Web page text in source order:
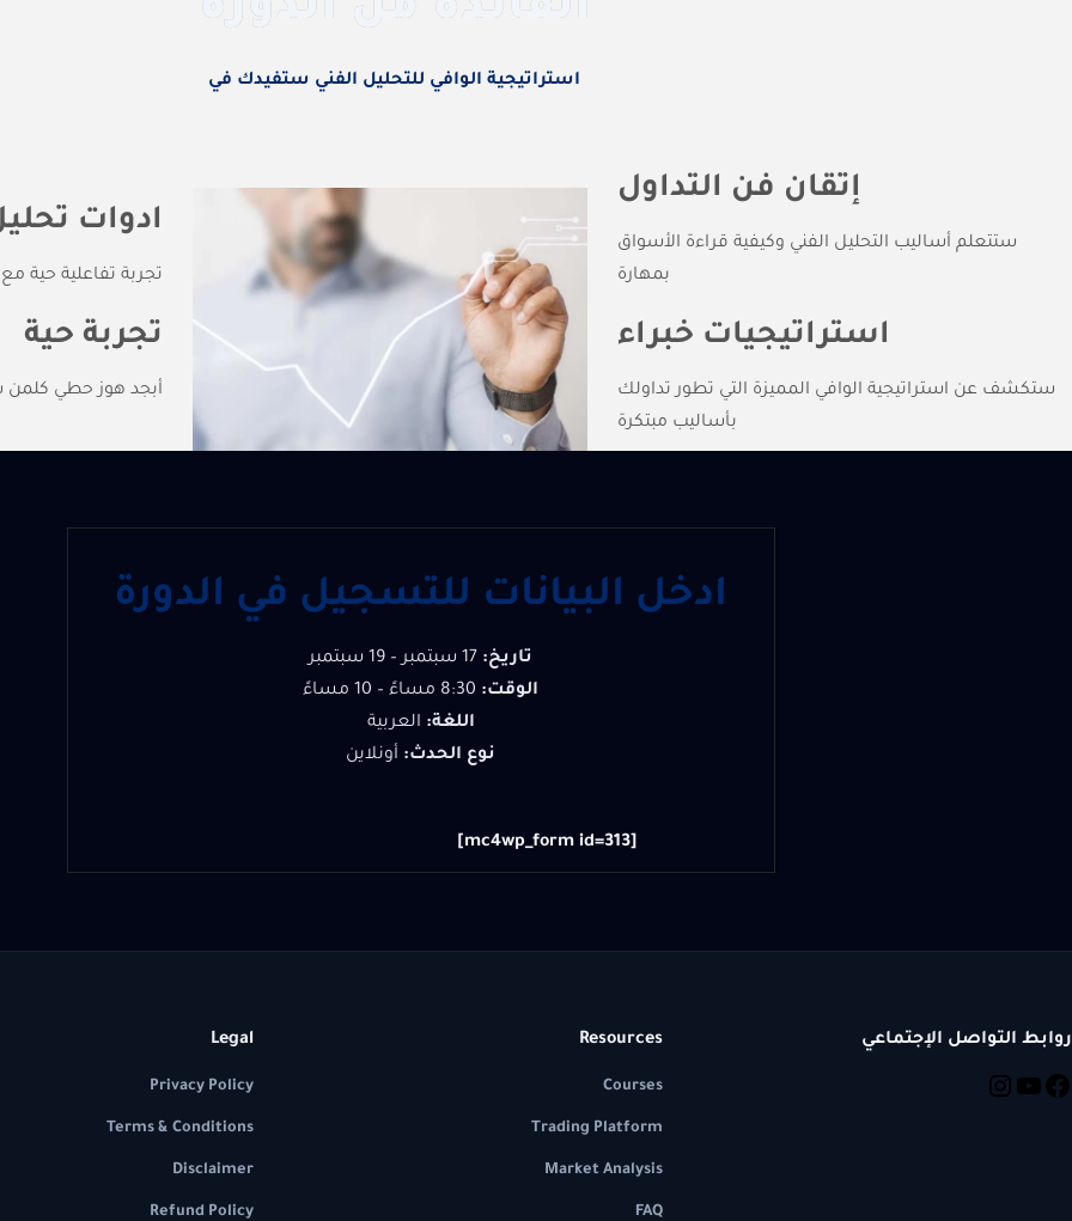
استراتيجية الوافي للتحليل الفني ستفيدك في
إتقان فن التداول
ستتعلم أساليب التحليل الفني وكيفية قراءة الأسواق
بمهارة
استراتيجيات خبراء
ستكشف عن استراتيجية الوافي المميزة التي تطور تداولك
بأساليب مبتكرة
ادوات
تجربة تفاعلية حية
تجربة حية
أبجد هوز حطي
ادخل البيانات للتسجيل في الدورة
تاريخ:
الوقت:
اللغة: العربية
نوع الحدث: أونلاين
[mc4wp_form id=313]
روابط التواصل الإجتماعي Resources
Courses
Trading Platform
Market Analysis
FAQ
Legal
Privacy Policy
Terms & Conditions
Disclaimer
Refund Policy